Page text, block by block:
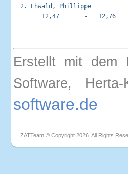
2. Ehwald, Phillippe
12,47       -   12,76
Erstellt mit dem
Software,
software.de
ZATTeam © Copyright 2026. All Rights